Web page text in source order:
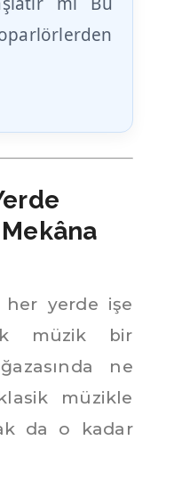
yerde işe
müzik bir
ne
müzikle
da o kadar